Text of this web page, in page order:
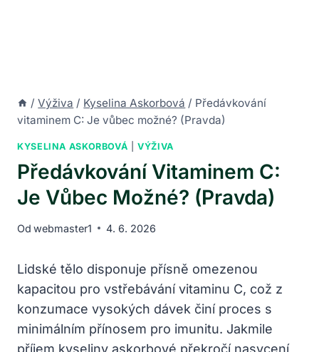
/ Výživa / Kyselina Askorbová / Předávkování
vitaminem C: Je vůbec možné? (Pravda)
KYSELINA ASKORBOVÁ |VÝŽIVA
Předávkování Vitaminem C:
Je Vůbec Možné? (Pravda)
Od webmaster1 4. 6. 2026
Lidské tělo disponuje přísně omezenou
kapacitou pro vstřebávání vitaminu C, což z
konzumace vysokých dávek činí proces s
minimálním přínosem pro imunitu. Jakmile
příjem kyseliny askorbové překročí nasycení